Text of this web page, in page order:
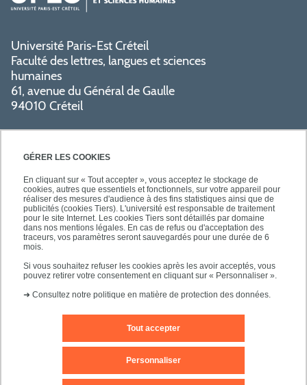
GÉRER LES COOKIES
En cliquant sur « Tout accepter », vous acceptez le stockage de
cookies, autres que essentiels et fonctionnels, sur votre appareil pour
réaliser des mesures d'audience à des fins statistiques ainsi que de
publicités (cookies Tiers). L'université est responsable de traitement
pour le site Internet. Les cookies Tiers sont détaillés par domaine
dans nos mentions légales. En cas de refus ou d'acceptation des
traceurs, vos paramètres seront sauvegardés pour une durée de 6
mois.
Si vous souhaitez refuser les cookies après les avoir acceptés, vous
pouvez retirer votre consentement en cliquant sur « Personnaliser ».
➜ Consultez notre politique en matière de protection des données.
Tout accepter
Personnaliser
Université Paris-Est Créteil
Faculté des lettres, langues et sciences
humaines
61, avenue du Général de Gaulle
94010 Créteil
PRATIQUE
NOS FORMATIONS
Nous contacter
Plans d'accès Plan du site